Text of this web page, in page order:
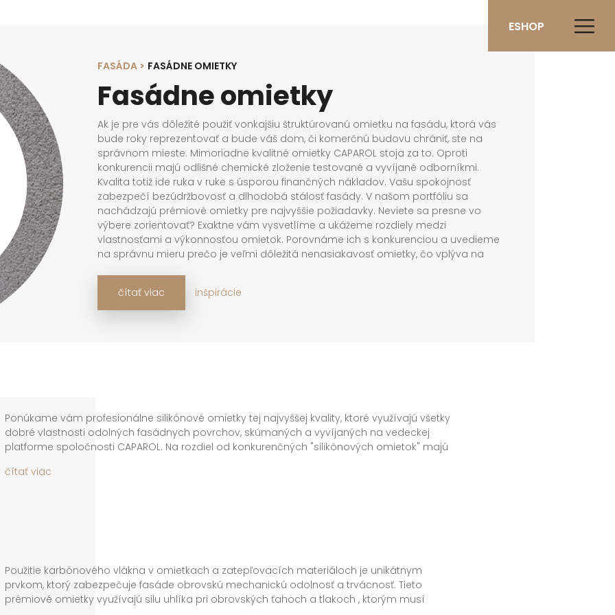
ESHOP
FASÁDA > FASÁDNE OMIETKY
Fasádne omietky
Ak je pre vás dôležité použiť vonkajšiu štruktúrovanú omietku na fasádu, ktorá vás
bude roky reprezentovať a bude váš dom, či komerčnú budovu chrániť, ste na
správnom mieste. Mimoriadne kvalitné omietky CAPAROL stoja za to. Oproti
konkurencii majú odlišné chemické zloženie testované a vyvíjané odborníkmi.
Kvalita totiž ide ruka v ruke s úsporou finančných nákladov. Vašu spokojnosť
zabezpečí bezúdržbovosť a dlhodobá stálosť fasády. V našom portfóliu sa
nachádzajú prémiové omietky pre najvyššie požiadavky. Neviete sa presne vo
výbere zorientovať? Exaktne vám vysvetlíme a ukážeme rozdiely medzi
vlastnosťami a výkonnosťou omietok. Porovnáme ich s konkurenciou a uvedieme
na správnu mieru prečo je veľmi dôležitá nenasiakavosť omietky, čo vplýva na
platforme tejto nemeckej spoločnosti majú origninálne receptúry. Použité na ich
výrobu sú len zložky najvyššej kvality a technologický proces zabezpečujú
čítať viac inšpirácie
Ponúkame vám profesionálne silikónové omietky tej najvyššej kvality, ktoré využívajú všetky
dobré vlastnosti odolných fasádnych povrchov, skúmaných a vyvíjaných na vedeckej
platforme spoločnosti CAPAROL. Na rozdiel od konkurenčných "silikónových omietok" majú
žiadna termoplasticita zachovávajú povrch fasády čistý, neporušený a bez plesní. Tieto
čítať viac
Použitie karbónového vlákna v omietkach a zatepľovacích materiáloch je unikátnym
prvkom, ktorý zabezpečuje fasáde obrovskú mechanickú odolnosť a trvácnosť. Tieto
prémiové omietky využívajú silu uhlíka pri obrovských ťahoch a tlakoch , ktorým musí